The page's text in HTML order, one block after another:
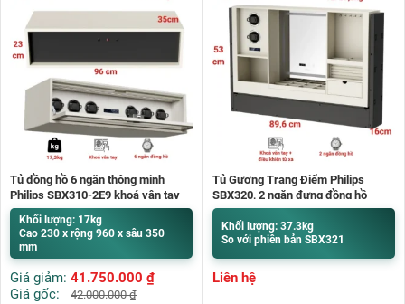
Tủ đồng hồ 6 ngăn thông minh
Philips SBX310-2E9 khoá vân tay
Khối lượng: 17kg
Cao 230 x rộng 960 x sâu 350
mm
Giá giảm: 41.750.000 ₫
Giá gốc:
42.000.000₫
Tủ Gương Trang Điểm Philips
SBX320, 2 ngăn đựng đồng hồ
Khối lượng: 37.3kg
So với phiên bản SBX321
Liên hệ